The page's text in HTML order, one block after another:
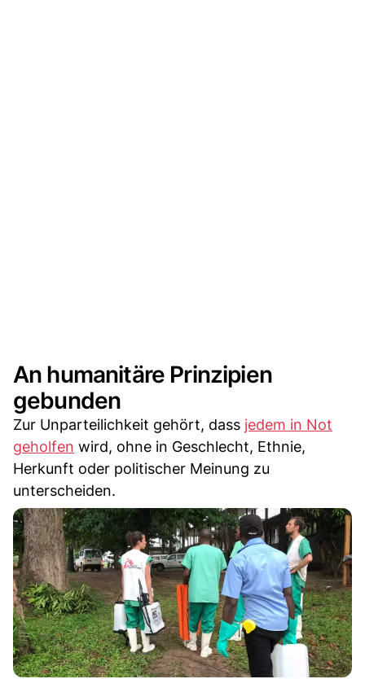
An humanitäre Prinzipien
gebunden
Zur Unparteilichkeit gehört, dass jedem in Not
geholfen wird, ohne in Geschlecht, Ethnie,
Herkunft oder politischer Meinung zu
unterscheiden.